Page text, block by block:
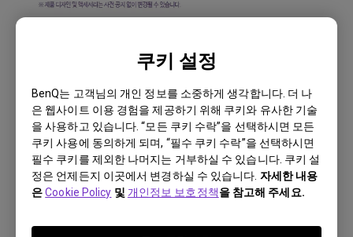
쿠키 설정
BenQ는 고객님의 개인 정보를 소중하게 생각합니다. 더 나
은 웹사이트 이용 경험을 제공하기 위해 쿠키와 유사한 기술
을 사용하고 있습니다. “모든 쿠키 수락”을 선택하시면 모든
쿠키 사용에 동의하게 되며, “필수 쿠키 수락”을 선택하시면
필수 쿠키를 제외한 나머지는 거부하실 수 있습니다. 쿠키 설
정은 언제든지 이곳에서 변경하실 수 있습니다. 자세한 내용
은Cookie Policy 및 개인정보 보호정책을 참고해 주세요.